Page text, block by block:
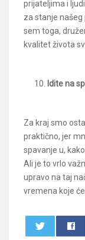
prijateljima i
za stanje
sem toga,
kvalitet života
Idite na
Za kraj smo
praktično, jer
spavanje u,
Ali je to vrlo
upravo na taj
vremena koje